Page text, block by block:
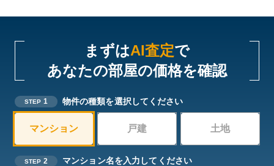
まずはAI査定で
あなたの部屋の価格を確認
STEP 1 物件の種類を選択してください
マンション 戸建 土地
STEP 2 マンション名を入力してください